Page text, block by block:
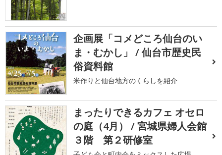
企画展「コメどころ仙台のい
ま・むかし」 / 仙台市歴史民
俗資料館
米作りと仙台地方のくらしを紹介
まったりできるカフェ オセロ
の庭（4月） / 宮城県婦人会館
３階 第２研修室